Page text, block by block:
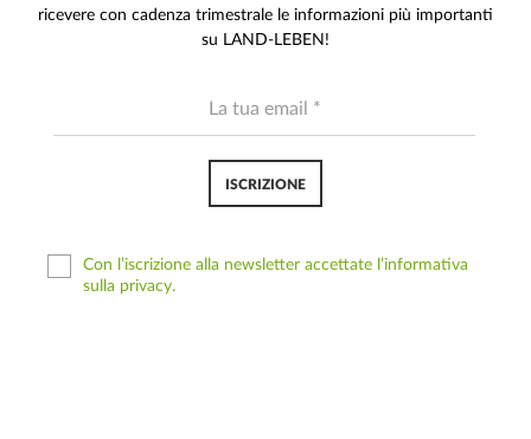
ricevere con cadenza trimestrale le informazioni più importanti
su LAND-LEBEN!
ISCRIZIONE
Con l’iscrizione alla newsletter accettate l’informativa
sulla privacy.